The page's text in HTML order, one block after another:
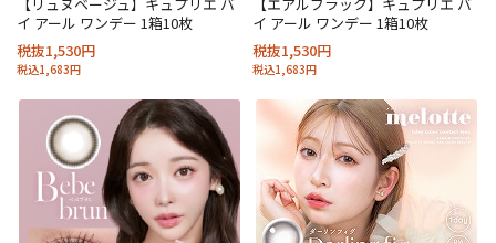
【リュヌベージュ】キュプリエ バ
イ アール ワンデー 1箱10枚
税抜1,530円
税込1,683円
【エアルブラック】キュプリエ バ
イ アール ワンデー 1箱10枚
税抜1,530円
税込1,683円